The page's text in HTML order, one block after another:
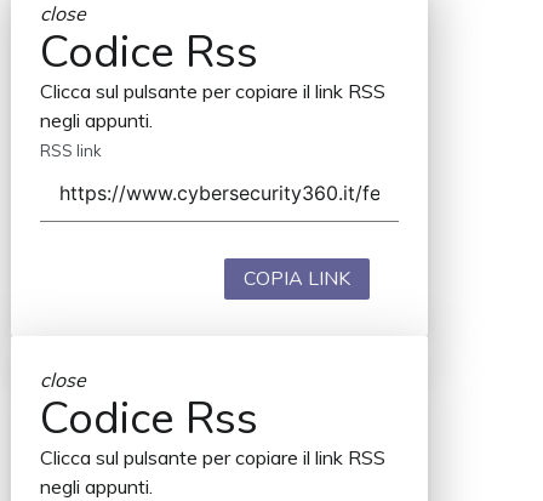
close
Codice Rss
Clicca sul pulsante per copiare il link RSS
negli appunti.
RSS link
COPIA LINK
close
Codice Rss
Clicca sul pulsante per copiare il link RSS
negli appunti.